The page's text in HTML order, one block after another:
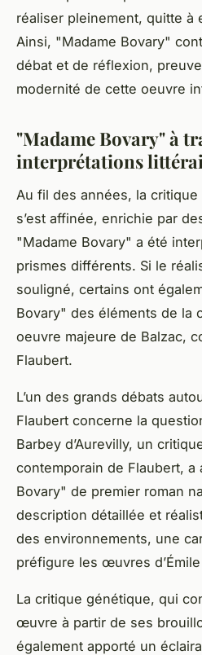
réaliser pleinement, quitte à
Ainsi, "Madame Bovary"
débat et de réflexion,
modernité de cette oeuvre
"Madame Bovary" à
interprétations
Au fil des années, la
s’est affinée, enrichie par
"Madame Bovary" a été
prismes différents. Si le
souligné, certains ont
Bovary" des éléments de la
oeuvre majeure de Balzac,
Flaubert.
L’un des grands débats
Flaubert concerne la
Barbey d’Aurevilly, un
contemporain de Flaubert, a
Bovary" de premier roman
description détaillée et
des environnements, une
préfigure les œuvres
La critique génétique, qui
œuvre à partir de ses
également apporté un